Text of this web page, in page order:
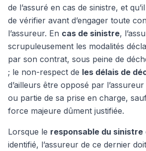
de l’assuré en cas de sinistre, et
de vérifier avant d’engager toute
l’assureur. En cas de sinistre,
scrupuleusement les modalités
par son contrat, sous peine de
; le non-respect de les délais de
d’ailleurs être opposé par
ou partie de sa prise en charge,
force majeure dûment justifiée.
Lorsque le responsable du sinistre
identifié, l’assureur de ce dernier